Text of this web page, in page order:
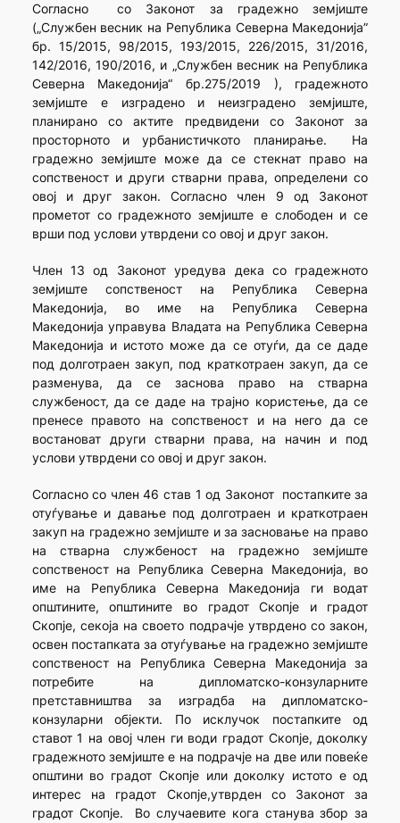
Согласно со Законот за градежно земјиште
(„Службен весник на Република Северна Македонија”
бр. 15/2015, 98/2015, 193/2015, 226/2015, 31/2016,
142/2016, 190/2016, и „Службен весник на Република
Северна Македонија“ бр.275/2019 ), градежното
земјиште е изградено и неизградено земјиште,
планирано со актите предвидени со Законот за
просторното и урбанистичкото планирање. На
градежно земјиште може да се стекнат право на
сопственост и други стварни права, определени со
овој и друг закон. Согласно член 9 од Законот
прометот со градежното земјиште е слободен и се
врши под услови утврдени со овој и друг закон.
Член 13 од Законот уредува дека со градежното
земјиште сопственост на Република Северна
Македонија, во име на Република Северна
Македонија управува Владата на Република Северна
Македонија и истото може да се отуѓи, да се даде
под долготраен закуп, под краткотраен закуп, да се
разменува, да сe заснова право на стварна
службеност, да се даде на трајно користење, да се
пренесе правото на сопственост и на него да се
востановат други стварни права, на начин и под
услови утврдени со овој и друг закон.
Согласно со член 46 став 1 од Законот постапките за
отуѓување и давање под долготраен и краткотраен
закуп на градежно земјиште и за засновање на право
на стварна службеност на градежно земјиште
сопственост на Република Северна Македонија, во
име на Република Северна Македонија ги водат
општините, општините во градот Скопје и градот
Скопје, секоја на своето подрачје утврдено со закон,
освен постапката за отуѓување на градежно земјиште
сопственост на Република Северна Македонија за
потребите на дипломатско-конзуларните
претставништва за изградба на дипломатско-
конзуларни објекти. По исклучок постапките од
ставот 1 на овој член ги води градот Скопје, доколку
градежното земјиште е на подрачје на две или повеќе
општини во градот Скопје или доколку истото е од
интерес на градот Скопје,утврден со Законот за
градот Скопје. Во случаевите кога станува збор за